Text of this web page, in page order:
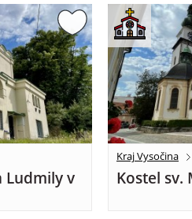
Ludmily v
Kraj Vysočina
Kostel sv.